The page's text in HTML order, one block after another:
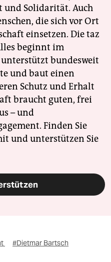
und Solidarität. Auch
die sich vor Ort
einsetzen. Die taz
beginnt im
bundesweit
und baut einen
Schutz und Erhalt
braucht guten, frei
– und
Finden Sie
und unterstützen Sie
#Dietmar Bartsch